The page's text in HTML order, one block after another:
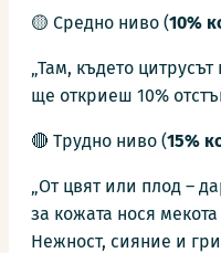
🟡 Средно ниво (10%
„Там, където
ще откриеш 10%
🔴 Трудно ниво (15%
„От цвят или плод –
за кожата нося
Нежност, сияние и